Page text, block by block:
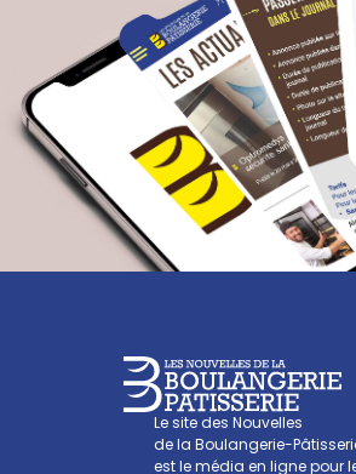
Le site des Nouvelles
de la Boulangerie-
est le média en ligne pour